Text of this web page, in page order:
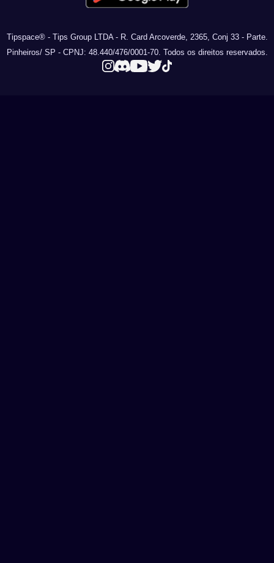
Tipspace® - Tips Group LTDA - R. Card Arcoverde, 2365, Conj 33 - Parte.
Pinheiros/ SP - CPNJ: 48.440/476/0001-70. Todos os direitos reservados.